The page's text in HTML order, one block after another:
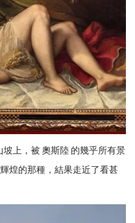
上，被 奧斯陸 的幾乎所有景
煌的那種，結果走近了看甚